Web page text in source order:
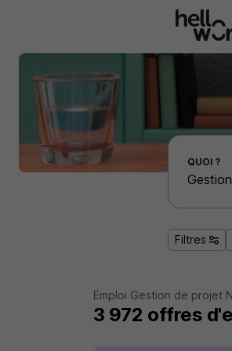
Effectuer une recherche d'emploi par localité
QUOI ?
Filtres
Emploi Gestion de projet
3 972 offres